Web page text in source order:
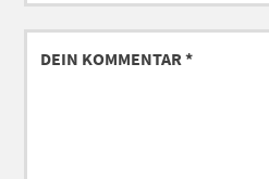
DEIN
KOMMENTAR